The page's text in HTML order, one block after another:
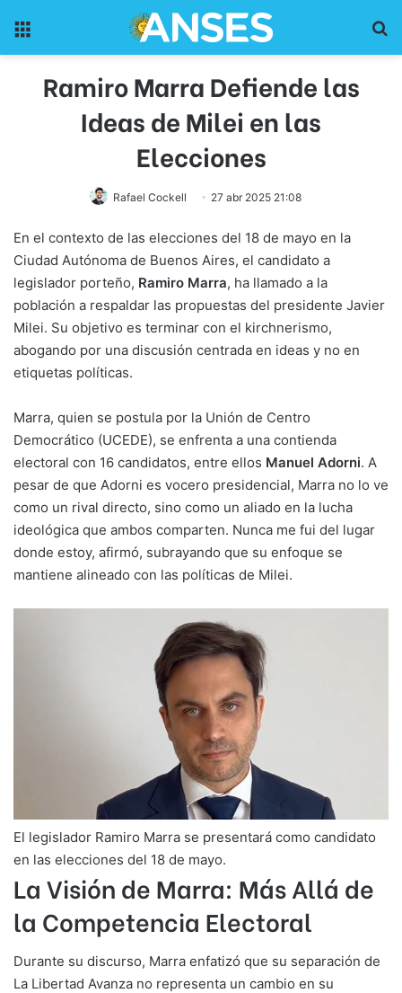
Ramiro Marra Defiende las
Ideas de Milei en las
Elecciones
Rafael Cockell 27 abr 2025 21:08
En el contexto de las elecciones del 18 de mayo en la
Ciudad Autónoma de Buenos Aires, el candidato a
legislador porteño, Ramiro Marra, ha llamado a la
población a respaldar las propuestas del presidente Javier
Milei. Su objetivo es terminar con el kirchnerismo,
abogando por una discusión centrada en ideas y no en
etiquetas políticas.
Marra, quien se postula por la Unión de Centro
Democrático (UCEDE), se enfrenta a una contienda
electoral con 16 candidatos, entre ellos Manuel Adorni. A
pesar de que Adorni es vocero presidencial, Marra no lo ve
como un rival directo, sino como un aliado en la lucha
ideológica que ambos comparten. Nunca me fui del lugar
donde estoy, afirmó, subrayando que su enfoque se
mantiene alineado con las políticas de Milei.
El legislador Ramiro Marra se presentará como candidato
en las elecciones del 18 de mayo.
La Visión de Marra: Más Allá de
la Competencia Electoral
Durante su discurso, Marra enfatizó que su separación de
La Libertad Avanza no representa un cambio en su